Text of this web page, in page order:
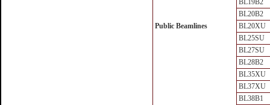
Public Beamlines
BL19B2
BL20B2
BL20XU
BL25SU
BL27SU
BL28B2
BL35XU
BL37XU
BL38B1